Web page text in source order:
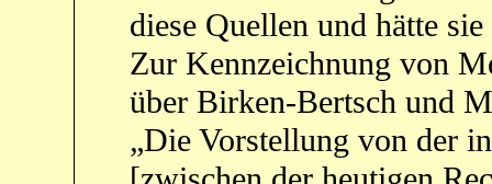
diese Quellen und hätte
Zur Kennzeichnung von
über Birken-Bertsch und
„Die Vorstellung von der